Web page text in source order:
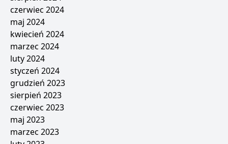
czerwiec 2024
maj 2024
kwiecień 2024
marzec 2024
luty 2024
styczeń 2024
grudzień 2023
sierpień 2023
czerwiec 2023
maj 2023
marzec 2023